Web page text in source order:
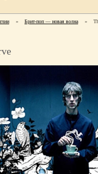
» Брит-поп — новая волна »